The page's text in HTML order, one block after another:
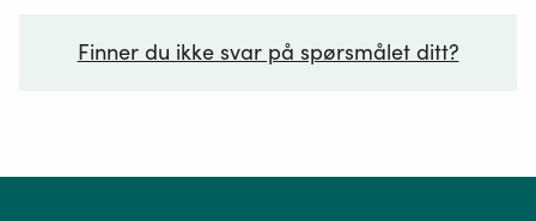
Finner du ikke svar på spørsmålet ditt?